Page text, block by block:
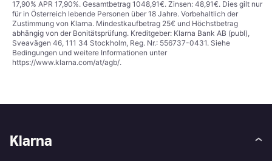
17,90% APR 17,90%. Gesamtbetrag 1048,91€. Zinsen: 48,91€. Dies gilt nur
für in Österreich lebende Personen über 18 Jahre. Vorbehaltlich der
Zustimmung von Klarna. Mindestkaufbetrag 25€ und Höchstbetrag
abhängig von der Bonitätsprüfung. Kreditgeber: Klarna Bank AB (publ),
Sveavägen 46, 111 34 Stockholm, Reg. Nr.: 556737-0431. Siehe
Bedingungen und weitere Informationen unter
https://www.klarna.com/at/agb/.
Klarna